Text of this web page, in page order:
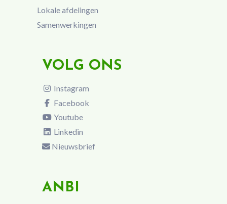
Lokale afdelingen
Samenwerkingen
VOLG ONS
Instagram
Facebook
Youtube
Linkedin
Nieuwsbrief
ANBI